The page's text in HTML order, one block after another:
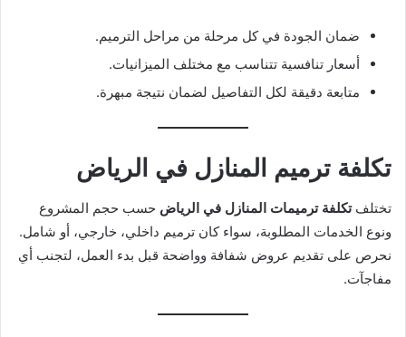
ضمان الجودة في كل مرحلة من مراحل الترميم.
أسعار تنافسية تتناسب مع مختلف الميزانيات.
متابعة دقيقة لكل التفاصيل لضمان نتيجة مبهرة.
تكلفة ترميم المنازل في الرياض
تختلفتكلفة ترميمات المنازل في الرياض حسب حجم المشروع
ونوع الخدمات المطلوبة، سواء كان ترميم داخلي، خارجي، أو شامل.
نحرص على تقديم عروض شفافة وواضحة قبل بدء العمل، لتجنب أي
مفاجآت.